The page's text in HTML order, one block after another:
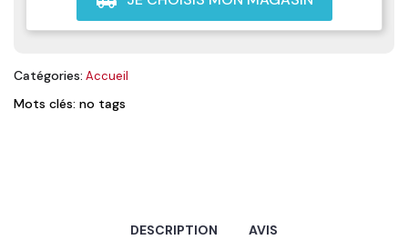
Catégories: Accueil
Mots clés: no tags
DESCRIPTION AVIS